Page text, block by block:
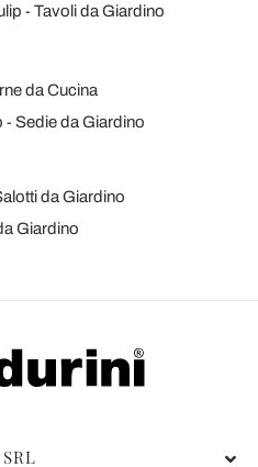
Tavoli da Giardino
da Cucina
Sedie da Giardino
da Giardino
Giardino